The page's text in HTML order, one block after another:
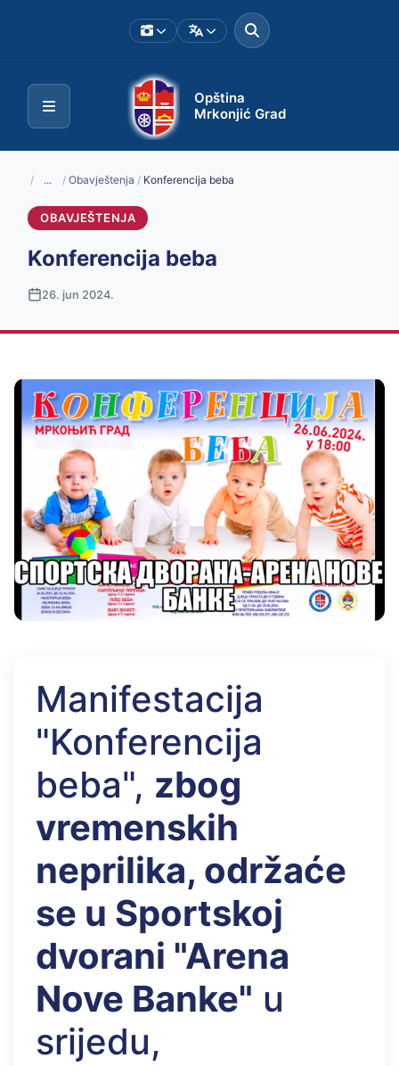
Opština
Mrkonjić Grad
/ ... / Obavještenja / Konferencija beba
OBAVJEŠTENJA
Konferencija beba
26. jun 2024.
Manifestacija
"Konferencija
beba", zbog
vremenskih
neprilika, održaće
se u Sportskoj
dvorani "Arena
Nove Banke" u
srijedu,